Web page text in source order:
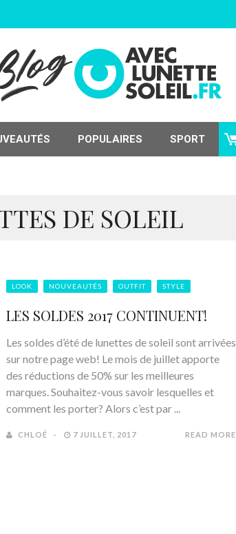
POPULAIRES SPORT
DE SOLEIL
LOOK NOUVEAUTÉS OUTFIT STYLE
LES SOLDES 2017 CONTINUENT!
Les soldes d’été de lunettes de soleil sont arrivées
sur notre page web! Le mois de juillet apporte
des réductions de 50% sur les meilleures
marques. Souhaitez-vous savoir lesquelles et
comment les porter? Alors c’est par ...
CHLOÉ 7 JUILLET, 2017 READ MORE